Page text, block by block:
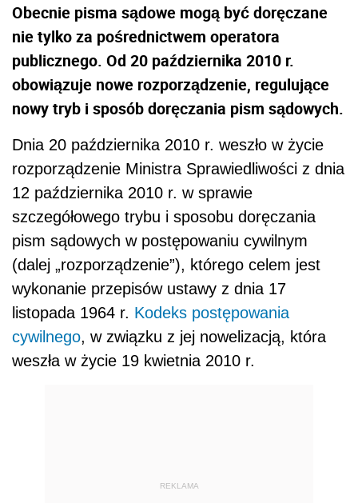
Obecnie pisma sądowe mogą być doręczane
nie tylko za pośrednictwem operatora
publicznego. Od 20 października 2010 r.
obowiązuje nowe rozporządzenie, regulujące
nowy tryb i sposób doręczania pism sądowych.
Dnia 20 października 2010 r. weszło w życie
rozporządzenie Ministra Sprawiedliwości z dnia
12 października 2010 r. w sprawie
szczegółowego trybu i sposobu doręczania
pism sądowych w postępowaniu cywilnym
(dalej „rozporządzenie”), którego celem jest
wykonanie przepisów ustawy z dnia 17
listopada 1964 r. Kodeks postępowania
cywilnego, w związku z jej nowelizacją, która
weszła w życie 19 kwietnia 2010 r.
REKLAMA